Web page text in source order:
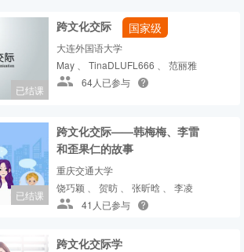
已结课
跨文化交际 国家级
大连外国语大学
May 、 TinaDLUFL666 、 范丽雅
64人已参与
已结课
跨文化交际——韩梅梅、李雷
和歪果仁的故事
重庆交通大学
饶巧颖 、 贺昉 、 张昕晗 、 李凌
41人已参与
跨文化交际学